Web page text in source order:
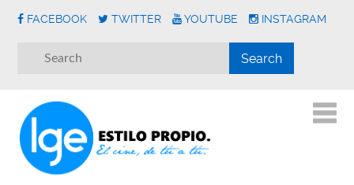
FACEBOOK TWITTER YOUTUBE INSTAGRAM